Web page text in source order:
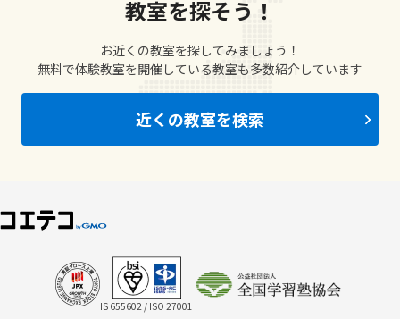
教室を探そう！
お近くの教室を探してみましょう！
無料で体験教室を開催している教室も多数紹介しています
近くの教室を検索
IS 655602 / ISO 27001